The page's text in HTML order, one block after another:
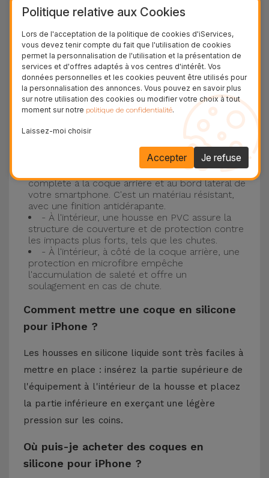
14, 13, 12, entre autres, ainsi qu'avec le modèle le
Protection à 3 couches avec coques en
silicone
Nos coques en silicone pour iPhone ont une
construction robuste et de qualité, avec une
construction à trois couches, pour éviter au
maximum les accidents et les casses !
- Une première couche de silicone liquide
donne de la couleur et une couverture
complète à la coque arrière et au bord latéral de
votre smartphone. C'est un matériau résistant,
avec une finition antidérapante.
- À l'intérieur, une housse en PVC assure la
structure de couverture et de protection contre
les impacts plus forts, tels que les chutes.
- À l'intérieur, à côté de la coque arrière, une
protection en microfibre empêche
l'accumulation de saleté et offre un
soulagement en cas de chute.
Comment mettre une coque en silicone
pour iPhone ?
Les housses en silicone liquide sont très faciles à
mettre en place : insérez la partie supérieure de
l'équipement à l'intérieur de la housse et placez
la partie inférieure en exerçant une légère
pression sur les coins.
Où puis-je acheter des coques en
silicone pour iPhone ?
Politique relative aux Cookies
Lors de l'acceptation de la politique de cookies d'iServices,
vous devez tenir compte du fait que l'utilisation de cookies
permet la personnalisation de l'utilisation et la présentation de
services et d'offres adaptés à vos centres d'intérêt. Vos
données personnelles et les cookies peuvent être utilisés pour
la personnalisation des annonces. Vous pouvez en savoir plus
sur notre utilisation des cookies ou modifier votre choix à tout
moment sur notre politique de confidentialité.
Laissez-moi choisir
Je refuse
Accepter